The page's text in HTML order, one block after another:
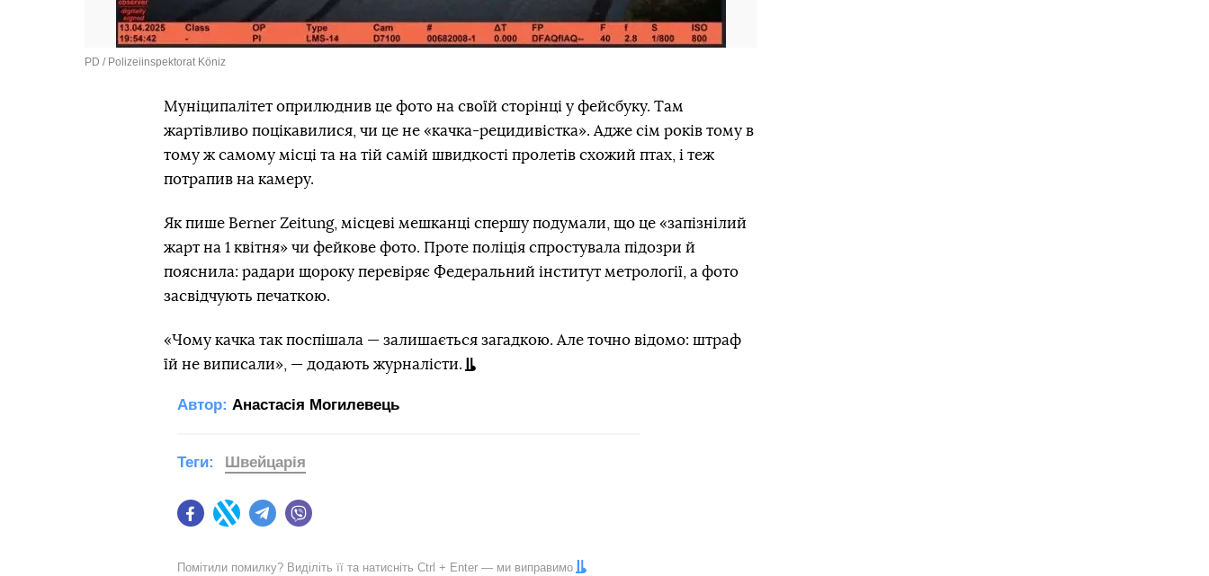
PD / Polizeiinspektorat Köniz
Муніципалітет оприлюднив це фото на своїй сторінці у фейсбуку. Там
жартівливо поцікавилися, чи це не «качка-рецидивістка». Адже сім років тому в
тому ж самому місці та на тій самій швидкості пролетів схожий птах, і теж
потрапив на камеру.
Як пише Berner Zeitung, місцеві мешканці спершу подумали, що це «запізнілий
жарт на 1 квітня» чи фейкове фото. Проте поліція спростувала підозри й
пояснила: радари щороку перевіряє Федеральний інститут метрології, а фото
засвідчують печаткою.
«Чому качка так поспішала — залишається загадкою. Але точно відомо: штраф
їй не виписали», — додають журналісти.
Автор: Анастасія Могилевець
FacebookTwitter Telegram
Теги: Швейцарія
Помітили помилку? Виділіть її та натисніть Ctrl + Enter — ми виправимо